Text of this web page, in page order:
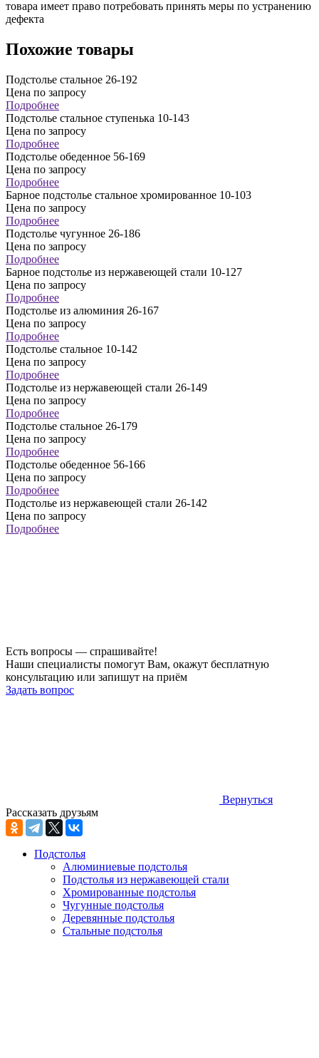
товара имеет право потребовать принять меры по устранению
дефекта
Похожие товары
Подстолье стальное 26-192
Цена по запросу
Подробнее
Подстолье стальное ступенька 10-143
Цена по запросу
Подробнее
Подстолье обеденное 56-169
Цена по запросу
Подробнее
Барное подстолье стальное хромированное 10-103
Цена по запросу
Подробнее
Подстолье чугунное 26-186
Цена по запросу
Подробнее
Барное подстолье из нержавеющей стали 10-127
Цена по запросу
Подробнее
Подстолье из алюминия 26-167
Цена по запросу
Подробнее
Подстолье стальное 10-142
Цена по запросу
Подробнее
Подстолье из нержавеющей стали 26-149
Цена по запросу
Подробнее
Подстолье стальное 26-179
Цена по запросу
Подробнее
Подстолье обеденное 56-166
Цена по запросу
Подробнее
Подстолье из нержавеющей стали 26-142
Цена по запросу
Подробнее
Есть вопросы — спрашивайте!
Наши специалисты помогут Вам, окажут бесплатную
консультацию или запишут на приём
Задать вопрос
Вернуться
Рассказать друзьям
Подстолья
Алюминиевые подстолья
Подстолья из нержавеющей стали
Хромированные подстолья
Чугунные подстолья
Деревянные подстолья
Стальные подстолья